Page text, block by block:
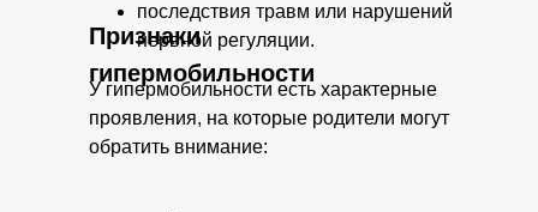
последствия травм или нарушений
нервной регуляции.
Признаки
гипермобильности
У гипермобильности есть характерные
проявления, на которые родители могут
обратить внимание: